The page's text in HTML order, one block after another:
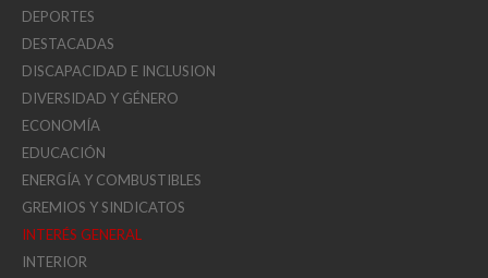
DEPORTES
DESTACADAS
DISCAPACIDAD E INCLUSION
DIVERSIDAD Y GÉNERO
ECONOMÍA
EDUCACIÓN
ENERGÍA Y COMBUSTIBLES
GREMIOS Y SINDICATOS
INTERÉS GENERAL
INTERIOR